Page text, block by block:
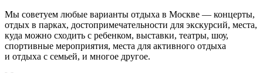
Мы советуем любые варианты отдыха в Москве — концерты,
отдых в парках, достопримечательности для экскурсий, места,
куда можно сходить с ребенком, выставки, театры, шоу,
спортивные мероприятия, места для активного отдыха
и отдыха с семьей, и многое другое.